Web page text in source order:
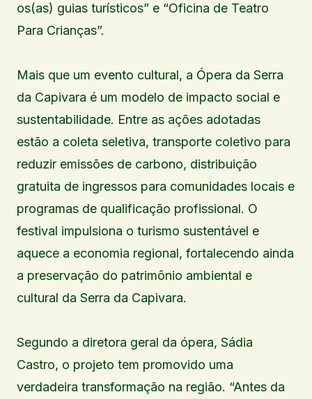
os(as) guias turísticos” e “Oficina de Teatro
Para Crianças”.
Mais que um evento cultural, a Ópera da Serra
da Capivara é um modelo de impacto social e
sustentabilidade. Entre as ações adotadas
estão a coleta seletiva, transporte coletivo para
reduzir emissões de carbono, distribuição
gratuita de ingressos para comunidades locais e
programas de qualificação profissional. O
festival impulsiona o turismo sustentável e
aquece a economia regional, fortalecendo ainda
a preservação do patrimônio ambiental e
cultural da Serra da Capivara.
Segundo a diretora geral da ópera, Sádia
Castro, o projeto tem promovido uma
verdadeira transformação na região. “Antes da